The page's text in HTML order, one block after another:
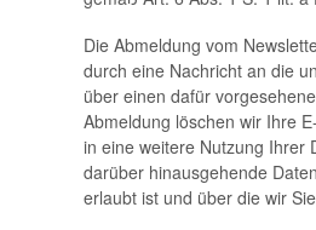
Die Abmeldung vom
durch eine Nachricht an die
über einen dafür
Abmeldung löschen wir Ihre
in eine weitere Nutzung Ihrer
darüber hinausgehende
erlaubt ist und über die wir